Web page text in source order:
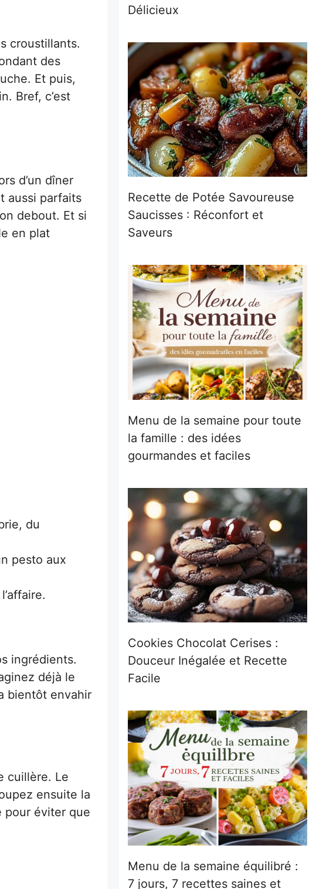
croustillants.
des
Et puis,
Bref, c’est
d’un dîner
aussi parfaits
debout. Et si
en plat
du
pesto aux
ingrédients.
déjà le
bientôt envahir
cuillère. Le
ensuite la
pour éviter que
Délicieux
Recette de Potée Savoureuse
Saucisses : Réconfort et
Saveurs
Menu de la semaine pour toute
la famille : des idées
gourmandes et faciles
Cookies Chocolat Cerises :
Douceur Inégalée et Recette
Facile
Menu de la semaine équilibré :
7 jours, 7 recettes saines et